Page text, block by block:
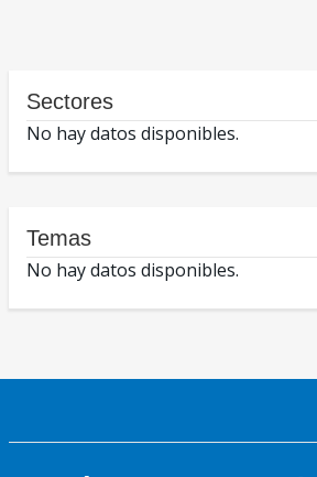
Sectores
No hay datos disponibles.
Temas
No hay datos disponibles.